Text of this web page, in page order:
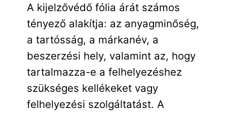
A kijelzővédő fólia árát számos
tényező alakítja: az anyagminőség,
a tartósság, a márkanév, a
beszerzési hely, valamint az, hogy
tartalmazza-e a felhelyezéshez
szükséges kellékeket vagy
felhelyezési szolgáltatást. A